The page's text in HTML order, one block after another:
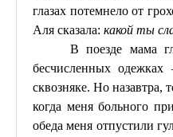
глазах потемнело от
Аля сказала: какой ты
В поезде мама
бесчисленных
сквозняке. Но назавтра,
когда меня больного
обеда меня отпустили